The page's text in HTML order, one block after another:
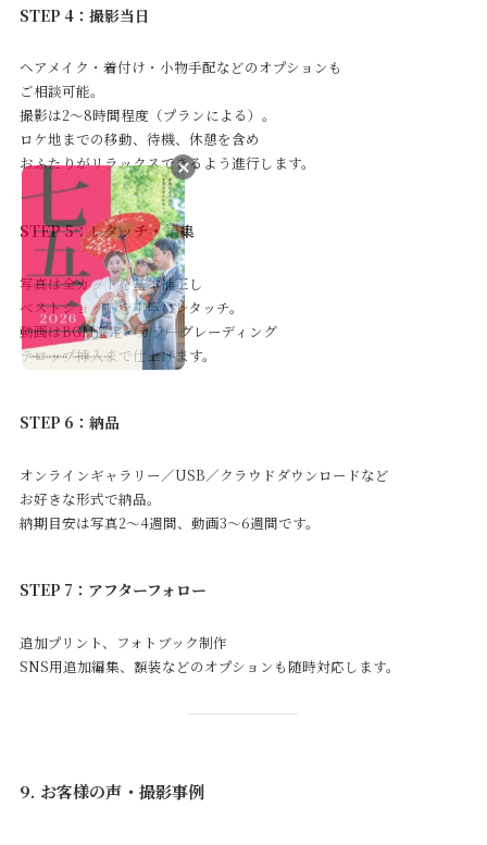
STEP 4：撮影当日
ヘアメイク・着付け・小物手配などのオプションも
ご相談可能。
撮影は2～8時間程度（プランによる）。
ロケ地までの移動、待機、休憩を含め
おふたりがリラックスできるよう進行します。
STEP 5：レタッチ・編集
写真は全カットを基本補正し
ベストショットを丁寧にレタッチ。
動画はBGM選定・カラーグレーディング
テロップ挿入まで仕上げます。
STEP 6：納品
オンラインギャラリー／USB／クラウドダウンロードなど
お好きな形式で納品。
納期目安は写真2～4週間、動画3～6週間です。
STEP 7：アフターフォロー
追加プリント、フォトブック制作
SNS用追加編集、額装などのオプションも随時対応します。
9. お客様の声・撮影事例